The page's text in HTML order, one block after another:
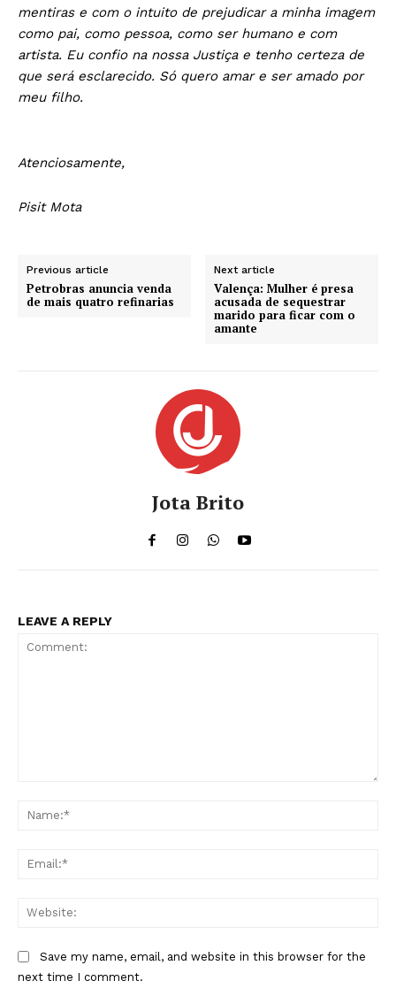
mentiras e com o intuito de prejudicar a minha imagem
como pai, como pessoa, como ser humano e com
artista. Eu confio na nossa Justiça e tenho certeza de
que será esclarecido. Só quero amar e ser amado por
meu filho.
Atenciosamente,
Pisit Mota
Previous article
Petrobras anuncia venda
de mais quatro refinarias
Next article
Valença: Mulher é presa
acusada de sequestrar
marido para ficar com o
amante
Jota Brito
LEAVE A REPLY
Save my name, email, and website in this browser for the
next time I comment.